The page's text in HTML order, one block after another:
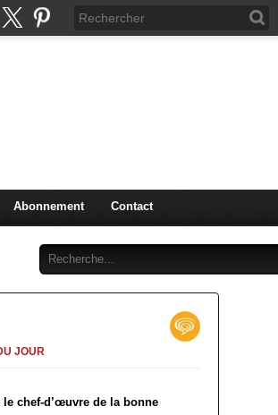
Abonnement Contact
JOUR
chef-d’œuvre de la bonne